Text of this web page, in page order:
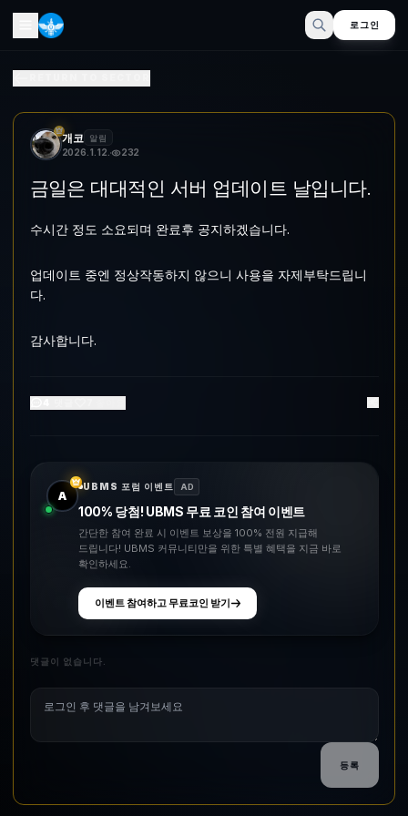
로그인
개코 알림
2026. 1. 12. 232
금일은 대대적인 서버 업데이트 날입니다.
수시간 정도 소요되며 완료후 공지하겠습니다.
업데이트 중엔 정상작동하지 않으니 사용을 자제부탁드립니
다.
감사합니다.
A
UBMS 포럼 이벤트 AD
100% 당첨! UBMS 무료 코인 참여 이벤트
간단한 참여 완료 시 이벤트 보상을 100% 전원 지급해
드립니다! UBMS 커뮤니티만을 위한 특별 혜택을 지금 바로
확인하세요.
이벤트 참여하고 무료코인 받기
댓글이 없습니다.
등록